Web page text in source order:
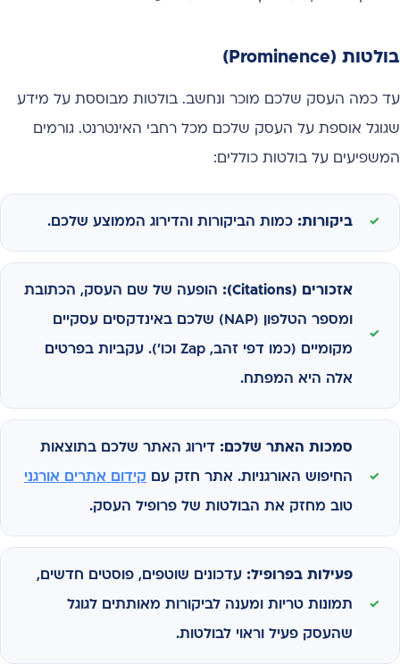
בולטות (Prominence)
עד כמה העסק שלכם מוכר ונחשב. בולטות מבוססת על מידע
שגוגל אוספת על העסק שלכם מכל רחבי האינטרנט. גורמים
המשפיעים על בולטות כוללים:
ביקורות: כמות הביקורות והדירוג הממוצע שלכם.
אזכורים (Citations): הופעה של שם העסק, הכתובת
ומספר הטלפון (NAP) שלכם באינדקסים עסקיים
מקומיים (כמו דפי זהב, Zap וכו'). עקביות בפרטים
אלה היא המפתח.
סמכות האתר שלכם: דירוג האתר שלכם בתוצאות
החיפוש האורגניות. אתר חזק עם קידום אתרים אורגני
טוב מחזק את הבולטות של פרופיל העסק.
פעילות בפרופיל: עדכונים שוטפים, פוסטים חדשים,
תמונות טריות ומענה לביקורות מאותתים לגוגל
שהעסק פעיל וראוי לבולטות.